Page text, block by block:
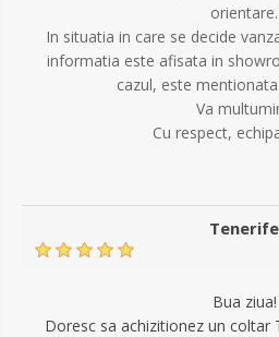
orientare.
In situatia in care se decide
informatia este afisata in
cazul, este
Va
Cu respect,
Tenerife
Bua ziua!
Doresc sa achizitionez un coltar